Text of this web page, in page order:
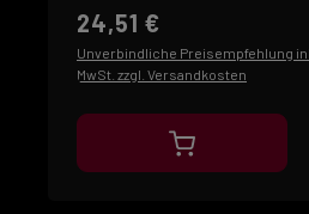
24,51 €
Unverbindliche Preisempfehlung
MwSt. zzgl. Versandkosten